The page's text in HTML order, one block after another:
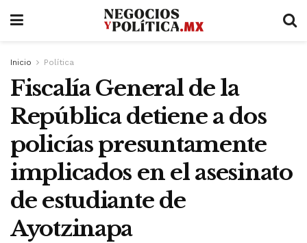
Inicio Política
Fiscalía General de la
República detiene a dos
policías presuntamente
implicados en el asesinato
de estudiante de
Ayotzinapa